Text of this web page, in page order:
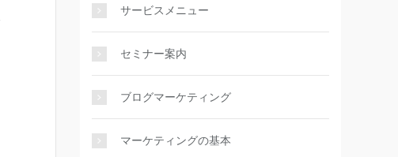
サービスメニュー
セミナー案内
ブログマーケティング
マーケティングの基本